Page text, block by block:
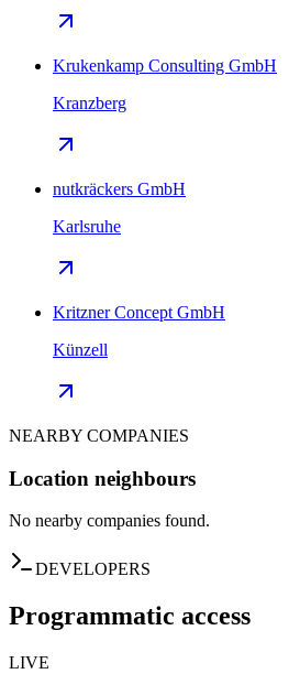
Krukenkamp Consulting GmbH
Kranzberg
nutkräckers GmbH
Karlsruhe
Kritzner Concept GmbH
Künzell
NEARBY COMPANIES
Location neighbours
No nearby companies found.
DEVELOPERS
Programmatic access
LIVE